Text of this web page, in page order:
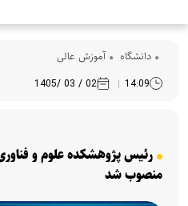
دانشگاه آموزش عالی
14:09
02 / 03 /1405
رئیس پژوهشکده علوم و
منصوب شد